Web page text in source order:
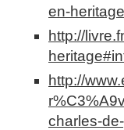
en-
http://
http://
charles-